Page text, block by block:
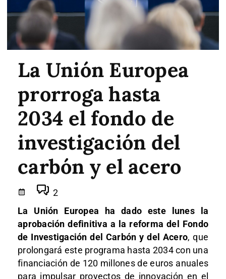
La Unión Europea
prorroga hasta
2034 el fondo de
investigación del
carbón y el acero
2
La Unión Europea ha dado este lunes la
aprobación definitiva a la reforma del Fondo
de Investigación del Carbón y del Acero, que
prolongará este programa hasta 2034 con una
financiación de 120 millones de euros anuales
para impulsar proyectos de innovación en el